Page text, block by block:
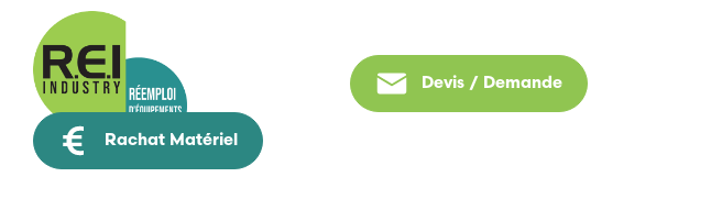
Devis / Demande
Rachat Matériel